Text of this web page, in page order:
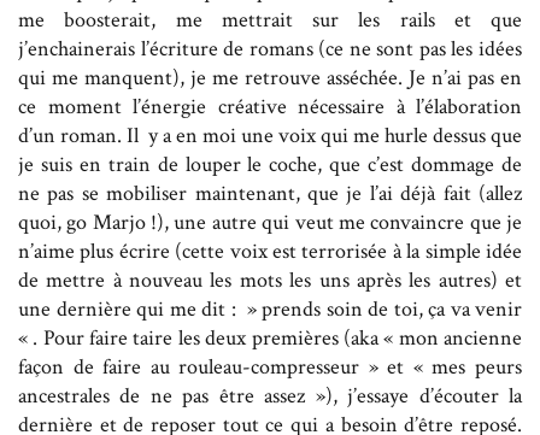
me boosterait, me mettrait sur les rails et que
j’enchainerais l’écriture de romans (ce ne sont pas les idées
qui me manquent), je me retrouve asséchée. Je n’ai pas en
ce moment l’énergie créative nécessaire à l’élaboration
d’un roman. Il y a en moi une voix qui me hurle dessus que
je suis en train de louper le coche, que c’est dommage de
ne pas se mobiliser maintenant, que je l’ai déjà fait (allez
quoi, go Marjo !), une autre qui veut me convaincre que je
n’aime plus écrire (cette voix est terrorisée à la simple idée
de mettre à nouveau les mots les uns après les autres) et
une dernière qui me dit : » prends soin de toi, ça va venir
« . Pour faire taire les deux premières (aka « mon ancienne
façon de faire au rouleau-compresseur » et « mes peurs
ancestrales de ne pas être assez »), j’essaye d’écouter la
dernière et de reposer tout ce qui a besoin d’être reposé.